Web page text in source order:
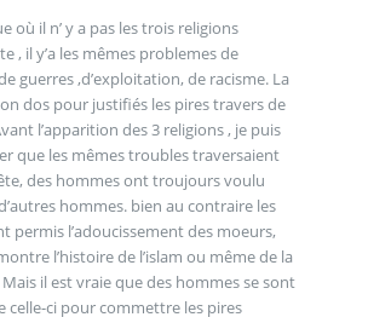
où il n’ y a pas les trois religions
, il y’a les mêmes problemes de
guerres ,d’exploitation, de racisme. La
dos pour justifiés les pires travers de
l’apparition des 3 religions , je puis
que les mêmes troubles traversaient
des hommes ont troujours voulu
hommes. bien au contraire les
permis l’adoucissement des moeurs,
l’histoire de l’islam ou même de la
il est vraie que des hommes se sont
celle-ci pour commettre les pires